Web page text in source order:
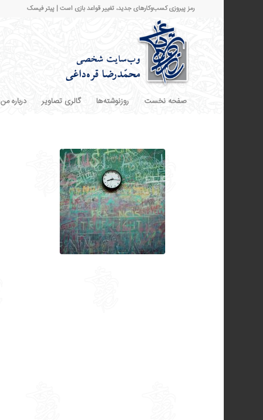
رمز پیروزی کسب‌وکارهای جدید، تغییر قواعد بازی است | پیتر فیسک
صفحه نخست روزنوشته‌ها گالری تصاویر درباره من